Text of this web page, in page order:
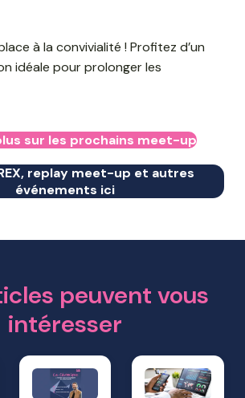
à la convivialité ! Profitez d’un
idéale pour prolonger les
sur les prochains meet-up
replay meet-up et autres
événements ici
peuvent vous
intéresser